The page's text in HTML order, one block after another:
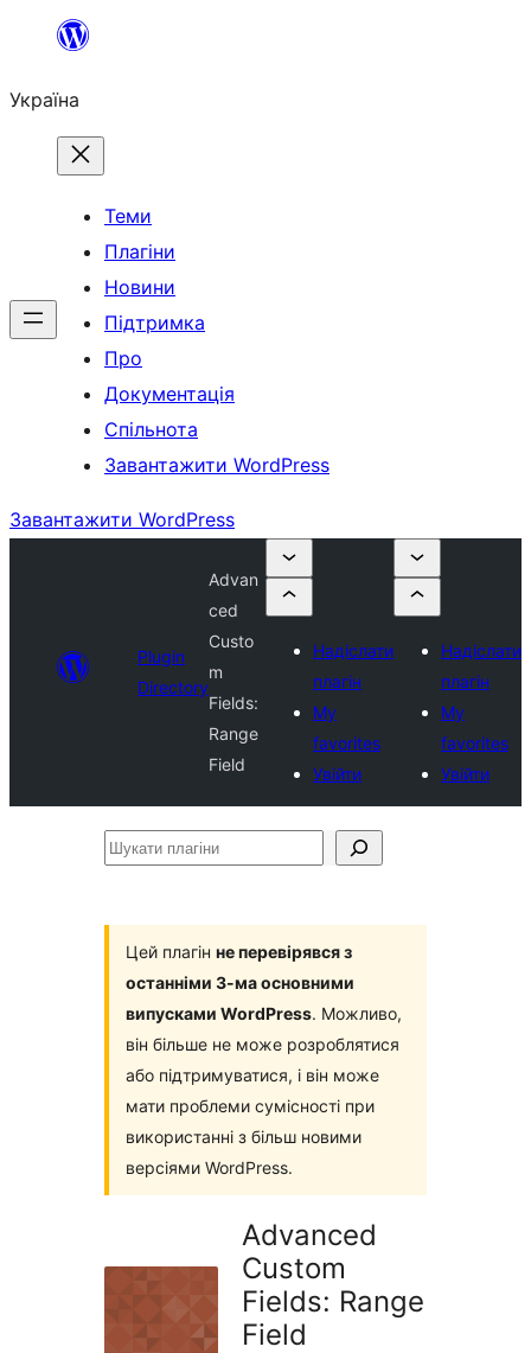
Перейти
вмісту
Україна
Теми
Плагіни
Новини
Підтримка
Про
Документація
Спільнота
Завантажити WordPress
Завантажити WordPress
Plugin
Directory
Advan
ced
Custo
m
Fields:
Range
Field
Надіслати
плагін
My
favorites
Увійти
Надіслати
плагін
My
favorites
Увійти
Шукати
Цей плагін не перевірявся з
останніми 3-ма основними
випусками WordPress. Можливо,
він більше не може розроблятися
або підтримуватися, і він може
мати проблеми сумісності при
використанні з більш новими
версіями WordPress.
Advanced
Custom
Fields: Range
Field